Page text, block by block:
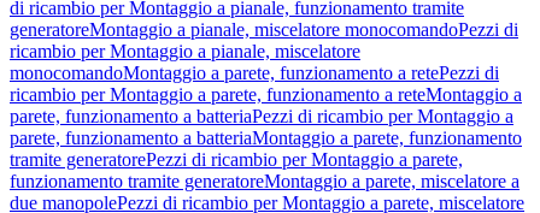
di ricambio per Montaggio a pianale, funzionamento tramite
generatoreMontaggio a pianale, miscelatore monocomandoPezzi di
ricambio per Montaggio a pianale, miscelatore
monocomandoMontaggio a parete, funzionamento a retePezzi di
ricambio per Montaggio a parete, funzionamento a reteMontaggio a
parete, funzionamento a batteriaPezzi di ricambio per Montaggio a
parete, funzionamento a batteriaMontaggio a parete, funzionamento
tramite generatorePezzi di ricambio per Montaggio a parete,
funzionamento tramite generatoreMontaggio a parete, miscelatore a
due manopolePezzi di ricambio per Montaggio a parete, miscelatore